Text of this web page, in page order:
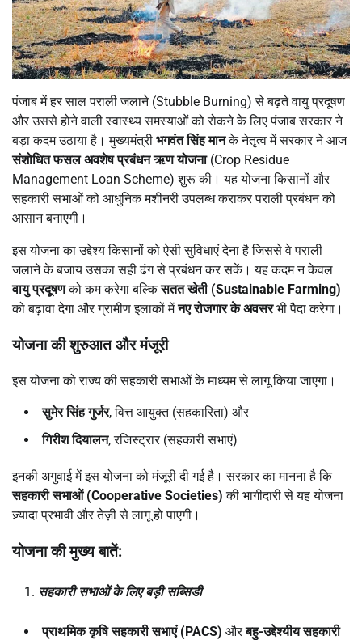
पंजाब में हर साल पराली जलाने (Stubble Burning) से बढ़ते वायु प्रदूषण
और उससे होने वाली स्वास्थ्य समस्याओं को रोकने के लिए पंजाब सरकार ने
बड़ा कदम उठाया है। मुख्यमंत्री भगवंत सिंह मानके नेतृत्व में सरकार ने आज
संशोधित फसल अवशेष प्रबंधन ऋण योजना(Crop Residue
Management Loan Scheme) शुरू की। यह योजना किसानों और
सहकारी सभाओं को आधुनिक मशीनरी उपलब्ध कराकर पराली प्रबंधन को
आसान बनाएगी।
इस योजना का उद्देश्य किसानों को ऐसी सुविधाएं देना है जिससे वे पराली
जलाने के बजाय उसका सही ढंग से प्रबंधन कर सकें। यह कदम न केवल
वायु प्रदूषणको कम करेगा बल्किसतत खेती (Sustainable Farming)
को बढ़ावा देगा और ग्रामीण इलाकों मेंनए रोजगार के अवसरभी पैदा करेगा।
योजना की शुरुआत और मंजूरी
इस योजना को राज्य की सहकारी सभाओं के माध्यम से लागू किया जाएगा।
सुमेर सिंह गुर्जर, वित्त आयुक्त (सहकारिता) और
गिरीश दियालन, रजिस्ट्रार (सहकारी सभाएं)
इनकी अगुवाई में इस योजना को मंजूरी दी गई है। सरकार का मानना है कि
सहकारी सभाओं (Cooperative Societies) की भागीदारी से यह योजना
ज़्यादा प्रभावी और तेज़ी से लागू हो पाएगी।
योजना की मुख्य बातें:
सहकारी सभाओं के लिए बड़ी सब्सिडी
प्राथमिक कृषि सहकारी सभाएं (PACS) औरबहु-उद्देश्यीय सहकारी